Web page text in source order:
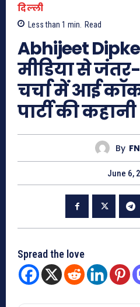
दिल्ली
Less than 1 min. Read
Abhijeet
मीडिया से
चर्चा में आई
पार्टी की कहानी
By
June 6,
Spread the love